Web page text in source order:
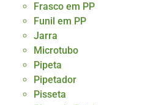
Frasco em PP
Funil em PP
Jarra
Microtubo
Pipeta
Pipetador
Pisseta